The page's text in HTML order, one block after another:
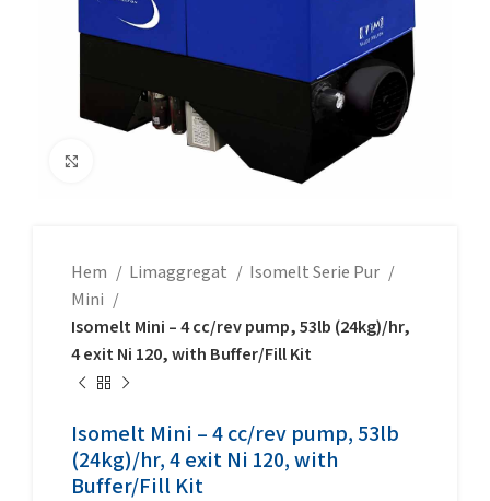
Hem Limaggregat
Isomelt Serie Pur
Mini
Isomelt Mini – 4 cc/rev pump, 53lb (24kg)/hr,
4 exit Ni 120, with Buffer/Fill Kit
Isomelt Mini – 4 cc/rev pump, 53lb
(24kg)/hr, 4 exit Ni 120, with
Buffer/Fill Kit